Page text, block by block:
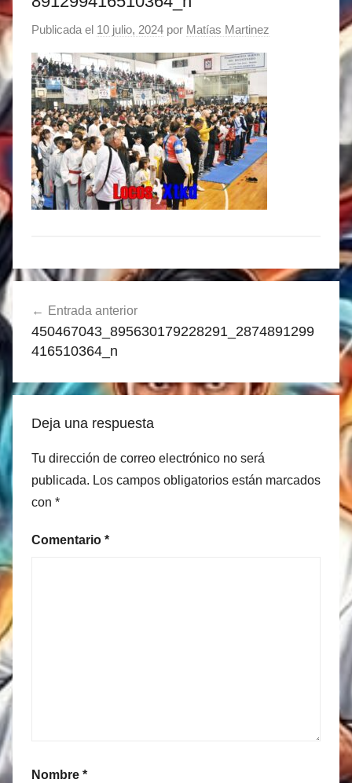
Publicada el 10 julio, 2024 por Matías Martinez
de
entradas
Entrada anterior
450467043_895630179228291_2874891299
416510364_n
Deja una respuesta
Tu dirección de correo electrónico no será
publicada. Los campos obligatorios están marcados
con *
Comentario *
Nombre *